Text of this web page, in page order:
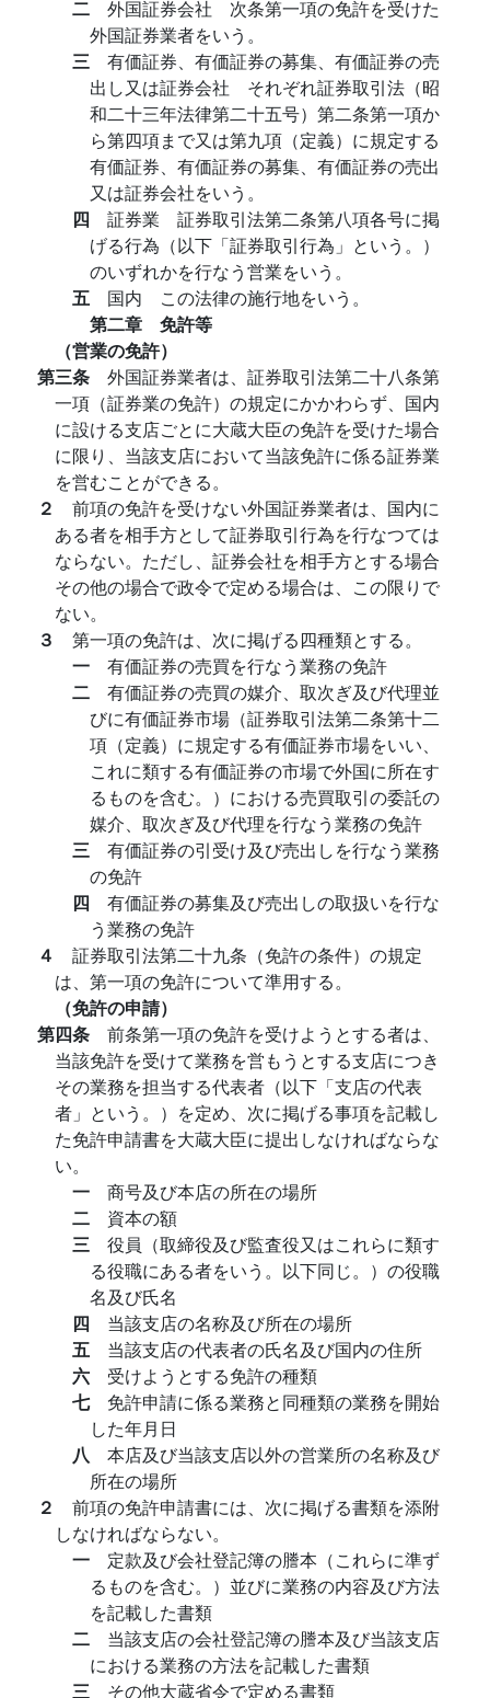
二 外国証券会社 次条第一項の免許を受けた
外国証券業者をいう。
三 有価証券、有価証券の募集、有価証券の売
出し又は証券会社 それぞれ証券取引法（昭
和二十三年法律第二十五号）第二条第一項か
ら第四項まで又は第九項（定義）に規定する
有価証券、有価証券の募集、有価証券の売出
又は証券会社をいう。
四 証券業 証券取引法第二条第八項各号に掲
げる行為（以下「証券取引行為」という。）
のいずれかを行なう営業をいう。
五 国内 この法律の施行地をいう。
第二章 免許等
（営業の免許）
第三条 外国証券業者は、証券取引法第二十八条第
一項（証券業の免許）の規定にかかわらず、国内
に設ける支店ごとに大蔵大臣の免許を受けた場合
に限り、当該支店において当該免許に係る証券業
を営むことができる。
２ 前項の免許を受けない外国証券業者は、国内に
ある者を相手方として証券取引行為を行なつては
ならない。ただし、証券会社を相手方とする場合
その他の場合で政令で定める場合は、この限りで
ない。
３ 第一項の免許は、次に掲げる四種類とする。
一 有価証券の売買を行なう業務の免許
二 有価証券の売買の媒介、取次ぎ及び代理並
びに有価証券市場（証券取引法第二条第十二
項（定義）に規定する有価証券市場をいい、
これに類する有価証券の市場で外国に所在す
るものを含む。）における売買取引の委託の
媒介、取次ぎ及び代理を行なう業務の免許
三 有価証券の引受け及び売出しを行なう業務
の免許
四 有価証券の募集及び売出しの取扱いを行な
う業務の免許
４ 証券取引法第二十九条（免許の条件）の規定
は、第一項の免許について準用する。
（免許の申請）
第四条 前条第一項の免許を受けようとする者は、
当該免許を受けて業務を営もうとする支店につき
その業務を担当する代表者（以下「支店の代表
者」という。）を定め、次に掲げる事項を記載し
た免許申請書を大蔵大臣に提出しなければならな
い。
一 商号及び本店の所在の場所
二 資本の額
三 役員（取締役及び監査役又はこれらに類す
る役職にある者をいう。以下同じ。）の役職
名及び氏名
四 当該支店の名称及び所在の場所
五 当該支店の代表者の氏名及び国内の住所
六 受けようとする免許の種類
七 免許申請に係る業務と同種類の業務を開始
した年月日
八 本店及び当該支店以外の営業所の名称及び
所在の場所
２ 前項の免許申請書には、次に掲げる書類を添附
しなければならない。
一 定款及び会社登記簿の謄本（これらに準ず
るものを含む。）並びに業務の内容及び方法
を記載した書類
二 当該支店の会社登記簿の謄本及び当該支店
における業務の方法を記載した書類
三 その他大蔵省令で定める書類